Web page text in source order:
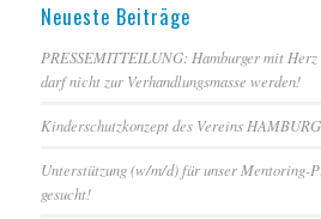
Neueste Beiträge
PRESSEMITTEILUNG: Hamburger mit
darf nicht zur Verhandlungsmasse werden!
Kinderschutzkonzept des Vereins
Unterstützung (w/m/d) für unser Mentoring-
gesucht!